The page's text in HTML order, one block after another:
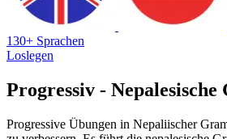
130+ Sprachen
Loslegen
Progressiv -
Progressive Übungen in Nepaliischer